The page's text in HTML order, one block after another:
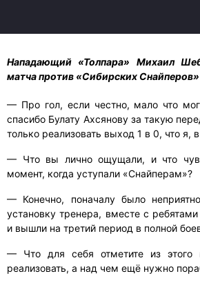
Нападающий «Толпара» Михаил
матча против «Сибирских
— Про гол, если честно, мало что
спасибо Булату Ахсянову за такую
только реализовать выход 1 в 0, что я,
— Что вы лично ощущали, и что
момент, когда уступали «Снайперам»?
— Конечно, поначалу было
установку тренера, вместе с
и вышли на третий период в полной
— Что для себя отметите из этого
реализовать, а над чем ещё нужно